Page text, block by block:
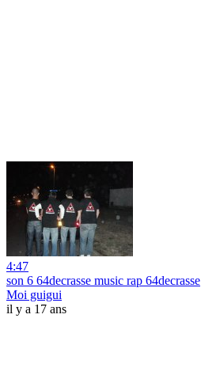
4:47
son 6 64decrasse music rap 64decrasse
Moi guigui
il y a 17 ans